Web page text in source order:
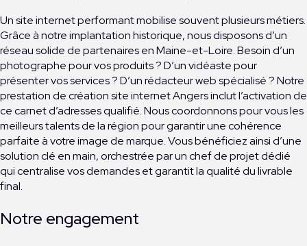
Un site internet performant mobilise souvent plusieurs métiers.
Grâce à notre implantation historique, nous disposons d’un
réseau solide de partenaires en Maine-et-Loire. Besoin d’un
photographe pour vos produits ? D’un vidéaste pour
présenter vos services ? D’un rédacteur web spécialisé ? Notre
prestation de création site internet Angers inclut l’activation de
ce carnet d’adresses qualifié. Nous coordonnons pour vous les
meilleurs talents de la région pour garantir une cohérence
parfaite à votre image de marque. Vous bénéficiez ainsi d’une
solution clé en main, orchestrée par un chef de projet dédié
qui centralise vos demandes et garantit la qualité du livrable
final.
Notre engagement